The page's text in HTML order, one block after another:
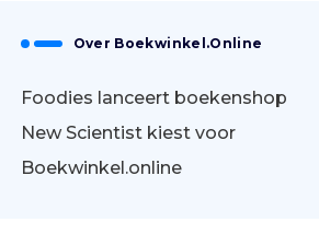
Over Boekwinkel.online
Foodies lanceert boekenshop
New Scientist kiest voor
Boekwinkel.online